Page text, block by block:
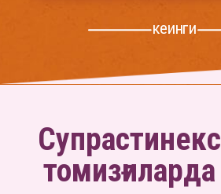
Супрастинекс
томизғиларда